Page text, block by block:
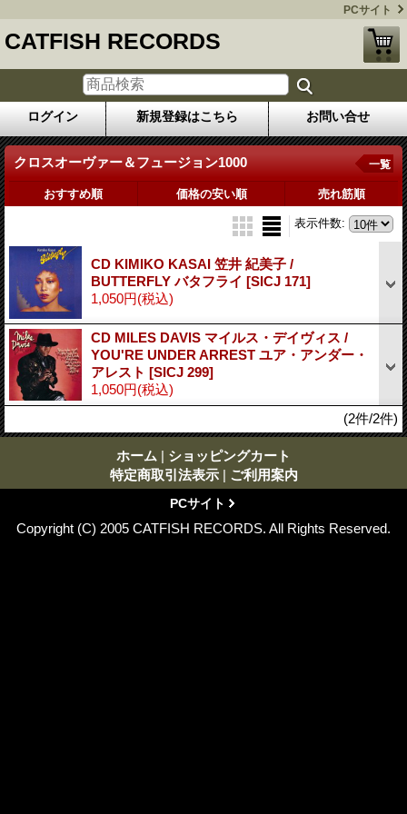
PCサイト
CATFISH RECORDS
ログイン 新規登録はこちら お問い合せ
クロスオーヴァー＆フュージョン1000 一覧
おすすめ順 価格の安い順 売れ筋順
表示件数:
CD KIMIKO KASAI 笠井 紀美子 /
BUTTERFLY バタフライ [SICJ 171]
1,050円(税込)
CD MILES DAVIS マイルス・デイヴィス /
YOU'RE UNDER ARREST ユア・アンダー・
アレスト [SICJ 299]
1,050円(税込)
(2件/2件)
ホーム | ショッピングカート
特定商取引法表示 | ご利用案内
PCサイト
Copyright (C) 2005 CATFISH RECORDS. All Rights Reserved.